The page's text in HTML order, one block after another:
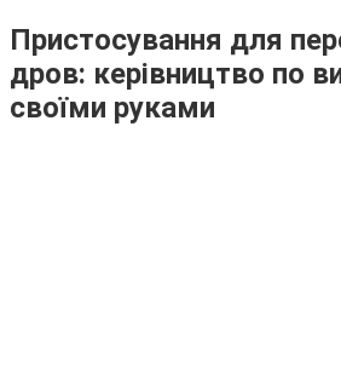
Пристосування для
дров: керівництво по
своїми руками